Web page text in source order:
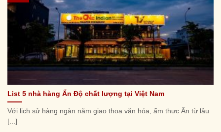
List 5 nhà hàng Ấn Độ chất lượng tại Việt Nam
Với lịch sử hàng ngàn năm giao thoa văn hóa, ẩm thực Ấn từ lâu
[...]